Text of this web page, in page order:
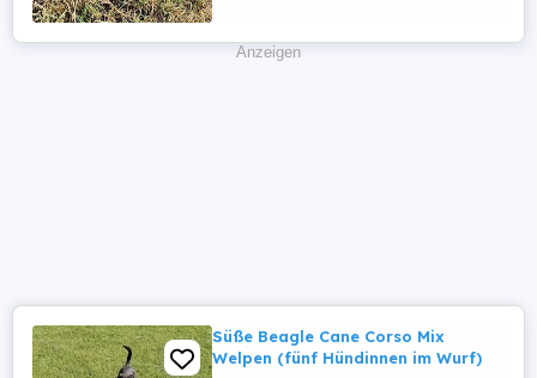
Anzeigen
Süße Beagle Cane Corso Mix
Welpen (fünf Hündinnen im Wurf)